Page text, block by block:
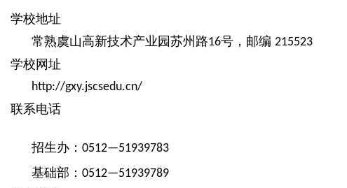
学校地址
常熟虞山高新技术产业园苏州路16号，邮编 215523
学校网址
http://gxy.jscsedu.cn/
联系电话
招生办： 0512—51939783
基础部： 0512—51939789